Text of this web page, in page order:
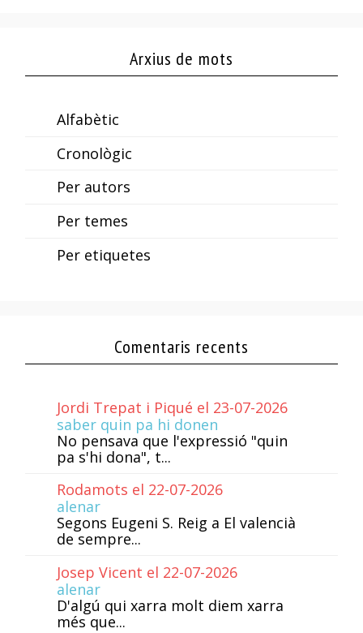
Arxius de mots
Alfabètic
Cronològic
Per autors
Per temes
Per etiquetes
Comentaris recents
Jordi Trepat i Piqué el 23-07-2026
saber quin pa hi donen
No pensava que l'expressió "quin
pa s'hi dona", t...
Rodamots el 22-07-2026
alenar
Segons Eugeni S. Reig a El valencià
de sempre...
Josep Vicent el 22-07-2026
alenar
D'algú qui xarra molt diem xarra
més que...